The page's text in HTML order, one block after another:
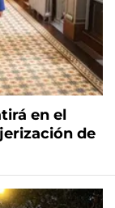
en el
de